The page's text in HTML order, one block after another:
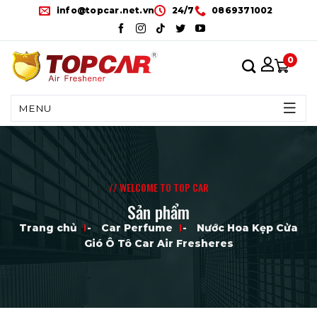
content
info@topcar.net.vn 24/7 0869371002
0
MENU
// WELCOME TO TOP CAR
Sản phẩm
Trang chủ - Car Perfume -
Nước Hoa Kẹp Cửa
Gió Ô Tô Car Air Fresheres